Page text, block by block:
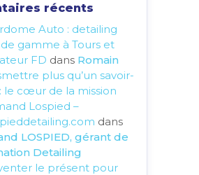
récents
Auto : detailing
gamme à Tours et
FD dans Romain
plus qu’un savoir-
le cœur de la mission
Lospied –
dans
LOSPIED, gérant de
Detailing
le présent pour